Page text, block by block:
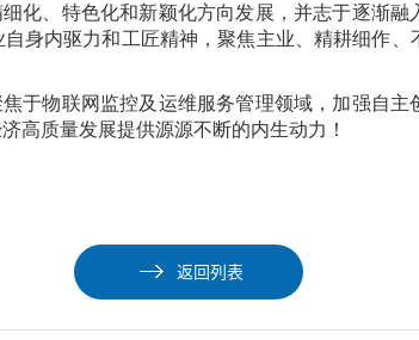
化、特色化和新颖化方向发展，并志于逐渐融
身内驱力和工匠精神，聚焦主业、精耕细作
于物联网监控及运维服务管理领域，加强自主
高质量发展提供源源不断的内生动力！
返回列表